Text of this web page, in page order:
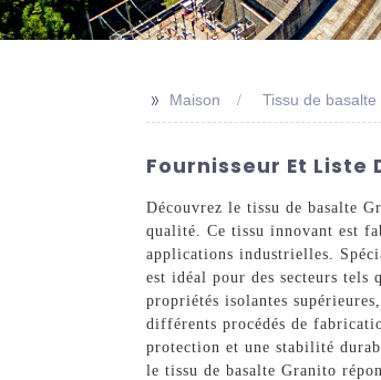
>> Maison Tissu de basalte
Fournisseur Et Liste
Découvrez le tissu de basalte
qualité. Ce tissu innovant est
applications industrielles.
est idéal pour des secteurs
propriétés isolantes
différents procédés de
protection et une stabilité
le tissu de basalte Granito